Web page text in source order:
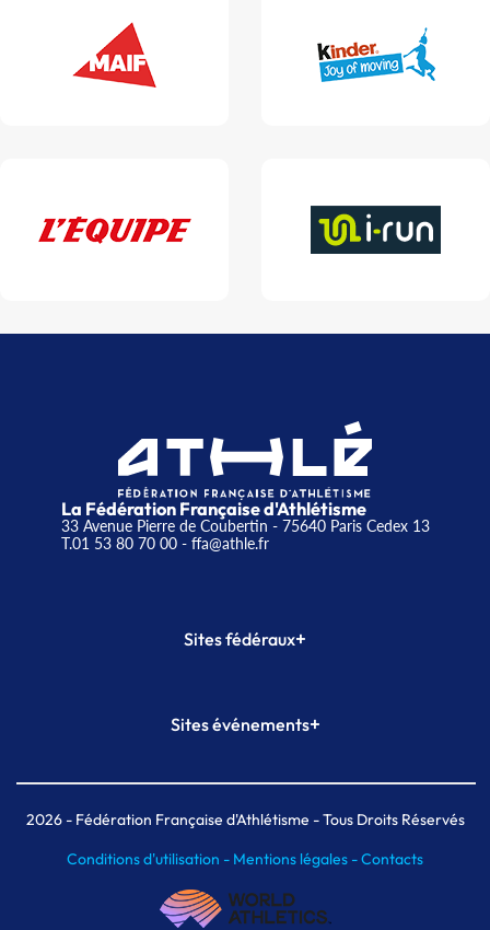
La Fédération Française d'Athlétisme
33 Avenue Pierre de Coubertin - 75640 Paris Cedex 13
T.01 53 80 70 00- ffa@athle.fr
Sites fédéraux+
Plateforme Formation
Sites événements+
Meeting de Paris indoor
MAIF Ekiden de Paris
2026- Fédération Française d'Athlétisme - Tous Droits Réservés
Conditions d'utilisation - Mentions légales -Contacts